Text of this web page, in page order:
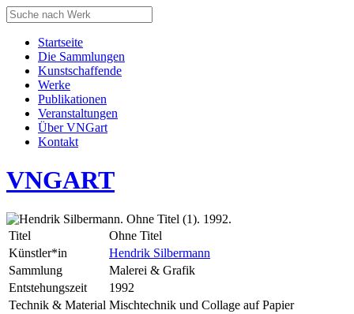
Startseite
Die Sammlungen
Kunstschaffende
Werke
Publikationen
Veranstaltungen
Über VNGart
Kontakt
VNGART
Titel
Ohne Titel
Künstler*in
Hendrik Silbermann
Sammlung
Malerei & Grafik
Entstehungszeit
1992
Technik & Material Mischtechnik und Collage auf Papier